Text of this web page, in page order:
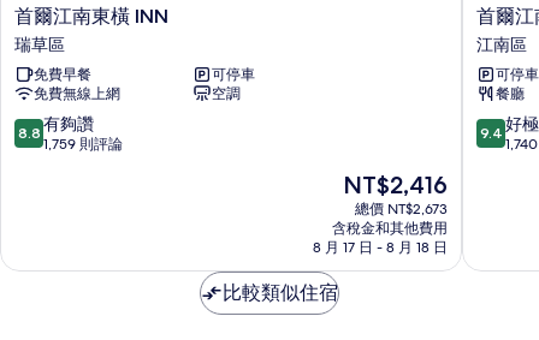
首
爾
江
南
東
橫
INN
首爾江南東橫 INN
瑞草區
免費早餐
可停車
免費無線上網
空調
8.8
分，
夠
8.8 有夠讚
1,759 則評論
現
在
價
格
為
NT$2,416
總價 NT$2,673
含稅金和其他費用
8 月 17 日 - 8 月 18 日
首
爾
江
南
多
米
飯
首爾江
江南區
可停車
餐廳
9.4
分，
極
9.4 好
比較類似住宿